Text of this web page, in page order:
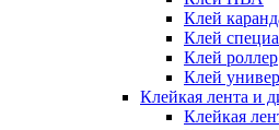
Клей
Клей
Клей роллер
Клей
Клейкая лента и
Клейкая